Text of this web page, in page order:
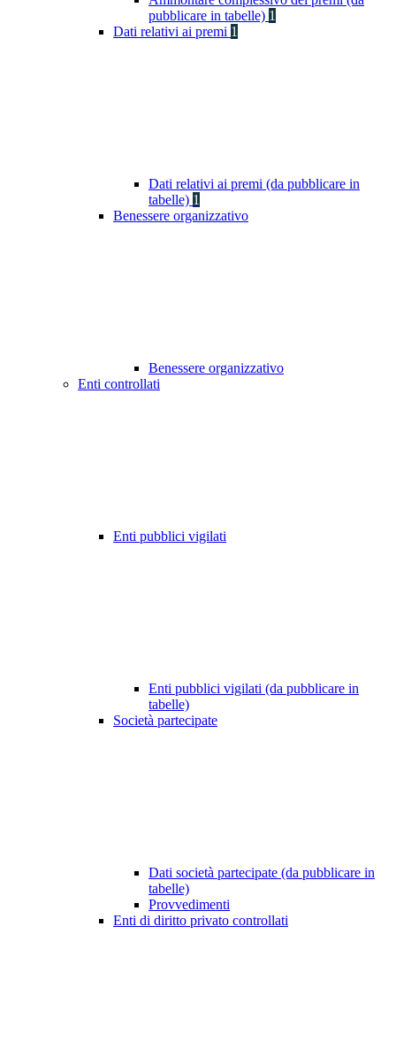
pubblicare in tabelle) 1
Dati relativi ai premi 1
Dati relativi ai premi (da pubblicare in
tabelle) 1
Benessere organizzativo
Benessere organizzativo
Enti controllati
Enti pubblici vigilati
Enti pubblici vigilati (da pubblicare in
tabelle)
Società partecipate
Dati società partecipate (da pubblicare in
tabelle)
Provvedimenti
Enti di diritto privato controllati